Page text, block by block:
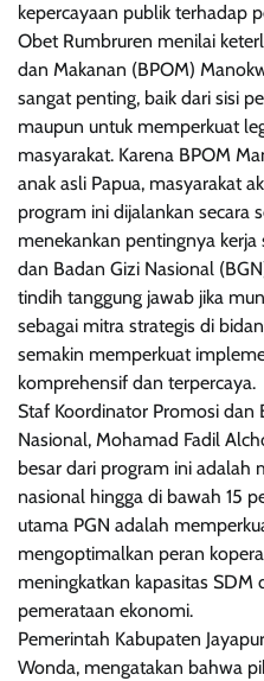
kepercayaan publik terhadap
Obet Rumbruren menilai
dan Makanan (BPOM)
sangat penting, baik dari sisi
maupun untuk memperkuat
masyarakat. Karena BPOM
anak asli Papua, masyarakat
program ini dijalankan secara
menekankan pentingnya
dan Badan Gizi Nasional
tindih tanggung jawab jika
sebagai mitra strategis di
semakin memperkuat
komprehensif dan terpercaya.
Staf Koordinator Promosi dan
Nasional, Mohamad Fadil
besar dari program ini adalah
nasional hingga di bawah 15
utama PGN adalah
mengoptimalkan peran
meningkatkan kapasitas SDM
pemerataan ekonomi.
Pemerintah Kabupaten
Wonda, mengatakan bahwa